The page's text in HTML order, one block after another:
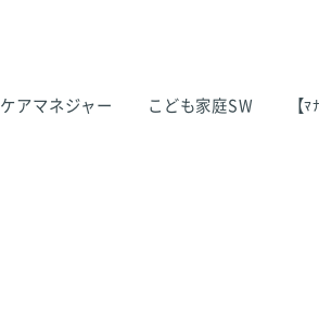
ケアマネジャー こども家庭SW 【